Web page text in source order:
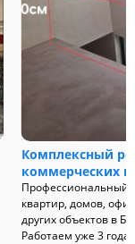
Комплексный
коммерческих
Профессиональный
квартир, домов,
других объектов в
Работаем уже 3 года